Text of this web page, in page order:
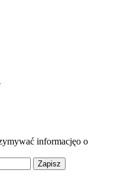
informacjęo o
Zapisz